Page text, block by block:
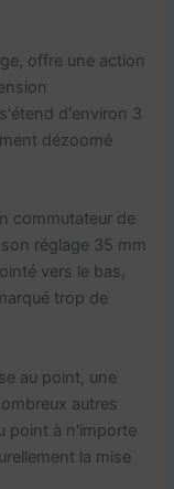
offre une action
d'environ 3
dézoomé
commutateur de
réglage 35 mm
vers le bas,
trop de
au point, une
autres
point à n'importe
la mise